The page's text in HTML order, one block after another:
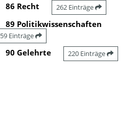
86 Recht 262 Einträge
89 Politikwissenschaften
59 Einträge
90 Gelehrte 220 Einträge